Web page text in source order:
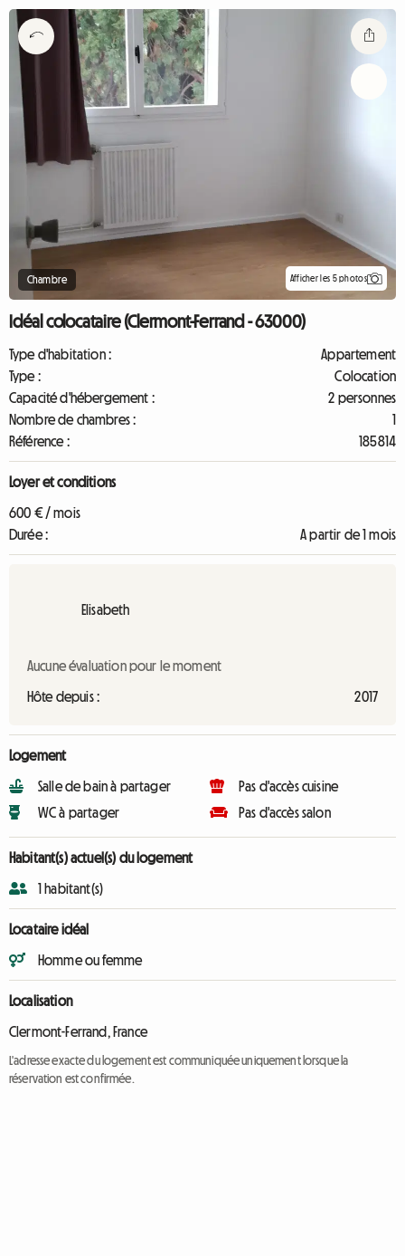
Chambre Afficher les 5 photos
Idéal colocataire (Clermont-Ferrand - 63000)
Type d'habitation :
Appartement
Type :
Colocation
Capacité d'hébergement :
2 personnes
Nombre de chambres :
1
Référence :
185814
Loyer et conditions
600 € / mois
Durée :
A partir de 1 mois
Elisabeth
Aucune évaluation pour le moment
Hôte depuis : 2017
Logement
Salle de bain à partager
WC à partager
Pas d'accès cuisine
Pas d'accès salon
Habitant(s) actuel(s) du logement
1 habitant(s)
Locataire idéal
Homme ou femme
Localisation
Clermont-Ferrand, France
L'adresse exacte du logement est communiquée uniquement lorsque la
réservation est confirmée.